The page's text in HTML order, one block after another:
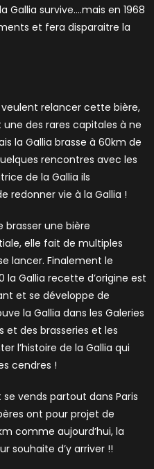
survive….mais en 1968
et fera disparaitre la
relancer cette bière,
des rares capitales à ne
la Gallia brasse à 60km de
rencontres avec les
de la Gallia ils
redonner vie à la Gallia !
brasser une bière
elle fait de multiples
lancer. Finalement le
Gallia recette d’origine est
et se développe de
la Gallia dans les Galeries
et des brasseries et les
l’histoire de la Gallia qui
cendres !
se vends partout dans Paris
ont pour projet de
comme aujourd’hui, la
souhaite d’y arriver !!